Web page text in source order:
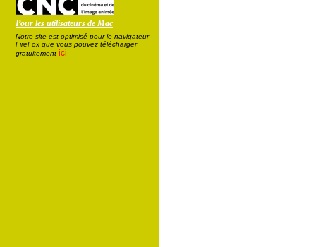
Pour les utilisateurs de Mac
Notre site est optimisé pour le navigateur
FireFox que vous pouvez télécharger
gratuitement ici